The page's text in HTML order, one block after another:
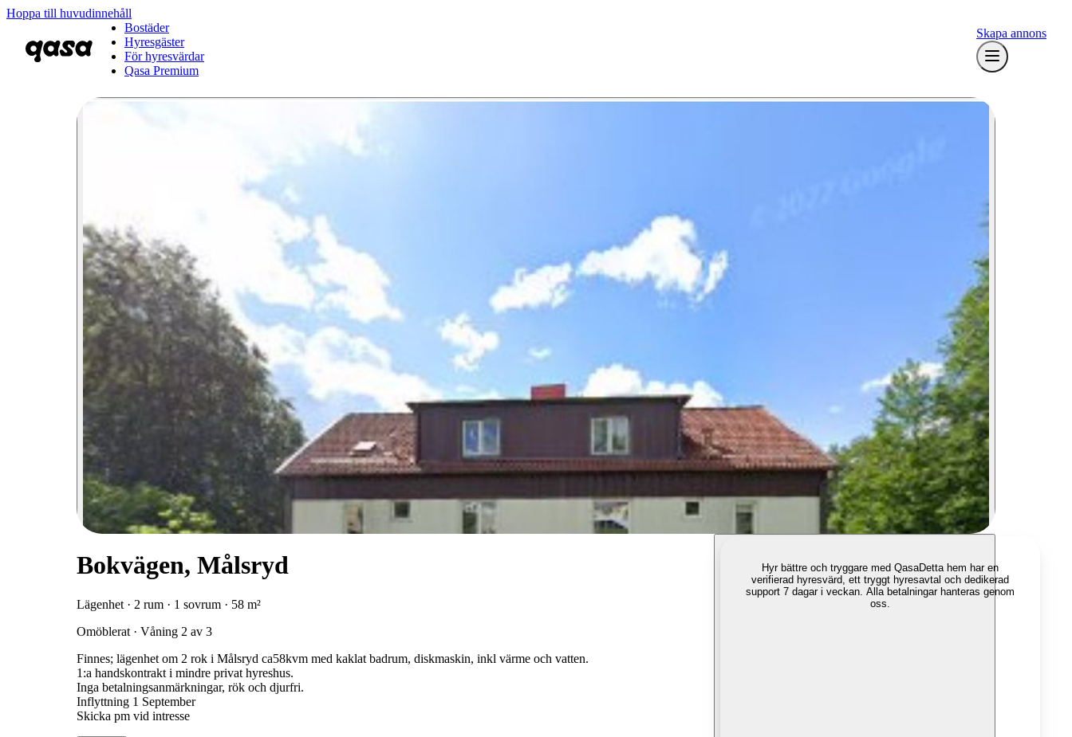
Hoppa till huvudinnehåll
Bostäder
Hyresgäster
För hyresvärdar
Qasa Premium
Skapa annons
Bokvägen, Målsryd
Lägenhet · 2 rum · 1 sovrum · 58 m²
Omöblerat · Våning 2 av 3
Finnes; lägenhet om 2 rok i Målsryd ca58kvm med kaklat badrum, diskmaskin, inkl värme och vatten.
1:a handskontrakt i mindre privat hyreshus.
Inga betalningsanmärkningar, rök och djurfri.
Inflyttning 1 September
Skicka pm vid intresse
Hyr bättre och tryggare med QasaDetta hem har en
verifierad hyresvärd, ett tryggt hyresavtal och dedikerad
support 7 dagar i veckan. Alla betalningar hanteras genom
oss.